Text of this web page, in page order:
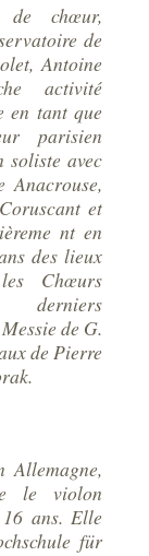
de chœur,
de
Antoine
activité
en tant que
parisien
soliste avec
et
nt en
des lieux
Chœurs
derniers
de G.
de Pierre
Allemagne,
le violon
ans. Elle
für